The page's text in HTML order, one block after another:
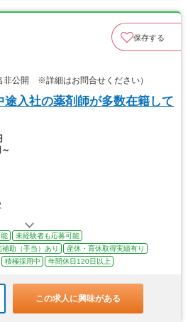
保存する
非公開 ※詳細はお問合せください）
入社の薬剤師が多数在籍して
未経験者も応募可能
補助（手当）あり
産休・育休取得実績有り
積極採用中 年間休日120日以上
この求人に興味がある